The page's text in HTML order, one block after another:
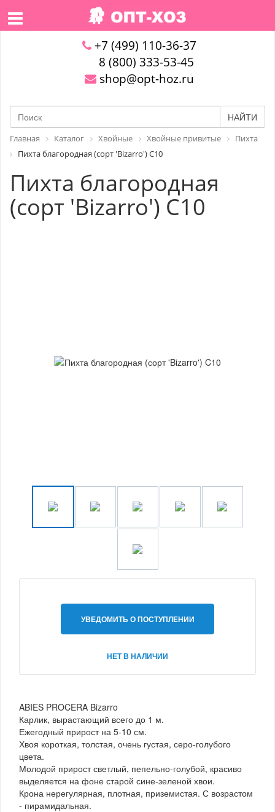
+7 (499) 110-36-37
8 (800) 333-53-45
shop@opt-hoz.ru
НАЙТИ
Главная Каталог Хвойные Хвойные привитые
Пихта
Пихта благородная (сорт 'Bizarro') C10
Пихта благородная
(сорт 'Bizarro') C10
УВЕДОМИТЬ О ПОСТУПЛЕНИИ
НЕТ В НАЛИЧИИ
ABIES PROCERA Bizarro
Карлик, вырастающий всего до 1 м.
Ежегодный прирост на 5-10 см.
Хвоя короткая, толстая, очень густая, серо-голубого
цвета.
Молодой прирост светлый, пепельно-голубой, красиво
выделяется на фоне старой сине-зеленой хвои.
Крона нерегулярная, плотная, приземистая. С возрастом
- пирамидальная.